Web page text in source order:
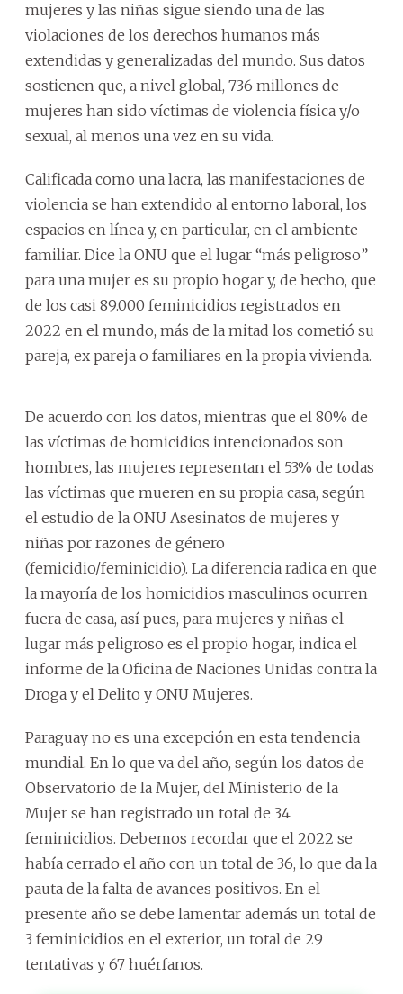
mujeres y las niñas sigue siendo una de las
violaciones de los derechos humanos más
extendidas y generalizadas del mundo. Sus datos
sostienen que, a nivel global, 736 millones de
mujeres han sido víctimas de violencia física y/o
sexual, al menos una vez en su vida.
Calificada como una lacra, las manifestaciones de
violencia se han extendido al entorno laboral, los
espacios en línea y, en particular, en el ambiente
familiar. Dice la ONU que el lugar “más peligroso”
para una mujer es su propio hogar y, de hecho, que
de los casi 89.000 feminicidios registrados en
2022 en el mundo, más de la mitad los cometió su
pareja, ex pareja o familiares en la propia vivienda.
De acuerdo con los datos, mientras que el 80% de
las víctimas de homicidios intencionados son
hombres, las mujeres representan el 53% de todas
las víctimas que mueren en su propia casa, según
el estudio de la ONU Asesinatos de mujeres y
niñas por razones de género
(femicidio/feminicidio). La diferencia radica en que
la mayoría de los homicidios masculinos ocurren
fuera de casa, así pues, para mujeres y niñas el
lugar más peligroso es el propio hogar, indica el
informe de la Oficina de Naciones Unidas contra la
Droga y el Delito y ONU Mujeres.
Paraguay no es una excepción en esta tendencia
mundial. En lo que va del año, según los datos de
Observatorio de la Mujer, del Ministerio de la
Mujer se han registrado un total de 34
feminicidios. Debemos recordar que el 2022 se
había cerrado el año con un total de 36, lo que da la
pauta de la falta de avances positivos. En el
presente año se debe lamentar además un total de
3 feminicidios en el exterior, un total de 29
tentativas y 67 huérfanos.